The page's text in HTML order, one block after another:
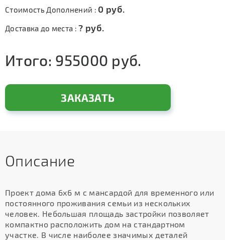
Стоимость Дополнений : 0 руб.
Доставка до места :? руб.
Итого: 955000 руб.
ЗАКАЗАТЬ
Описание
Проект дома 6х6 м с мансардой для временного или
постоянного проживания семьи из нескольких
человек. Небольшая площадь застройки позволяет
компактно расположить дом на стандартном
участке. В числе наиболее значимых деталей